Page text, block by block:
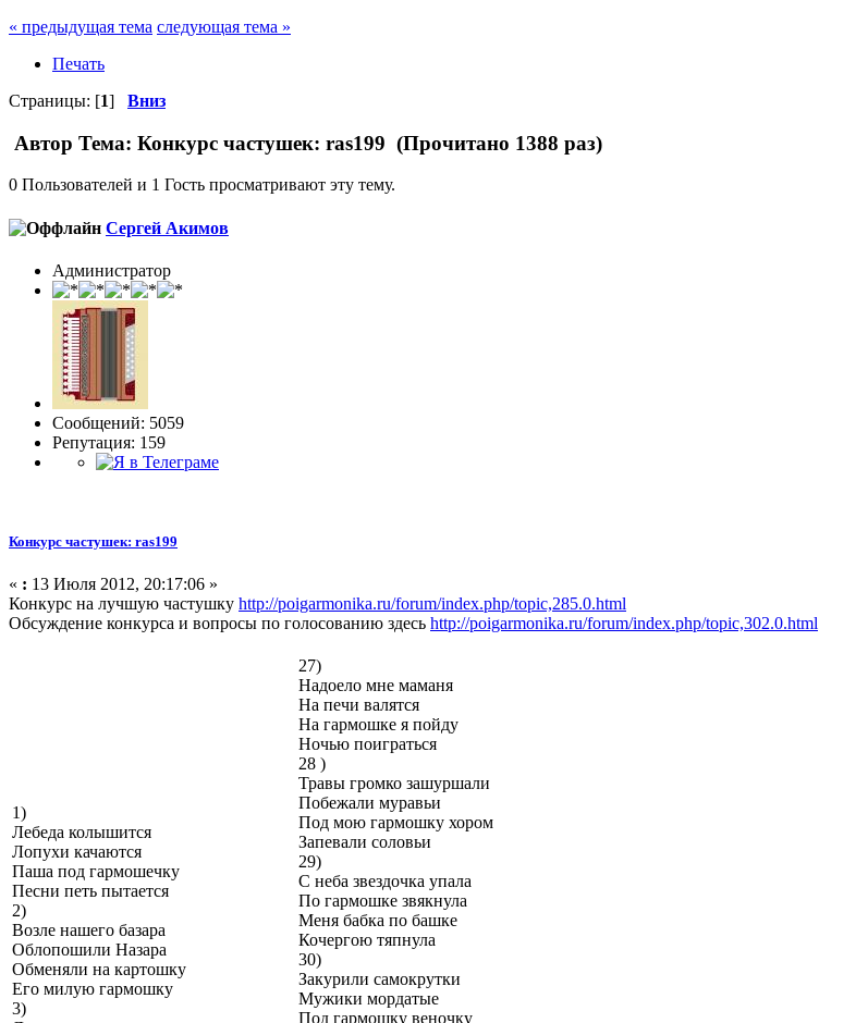
« предыдущая тема следующая тема »
Печать
Страницы: [1] Вниз
Автор Тема: Конкурс частушек: ras199 (Прочитано 1388 раз)
0 Пользователей и 1 Гость просматривают эту тему.
Сергей Акимов
Администратор
Сообщений: 5059
Репутация: 159
Конкурс частушек: ras199
« : 13 Июля 2012, 20:17:06 »
Конкурс на лучшую частушку http://poigarmonika.ru/forum/index.php/topic,285.0.html
Обсуждение конкурса и вопросы по голосованию здесь http://poigarmonika.ru/forum/index.php/topic,302.0.html
1)
Лебеда колышится
Лопухи качаются
Паша под гармошечку
Песни петь пытается
2)
Возле нашего базара
Облопошили Назара
Обменяли на картошку
Его милую гармошку
3)
27)
Надоело мне маманя
На печи валятся
На гармошке я пойду
Ночью поиграться
28 )
Травы громко зашуршали
Побежали муравьи
Под мою гармошку хором
Запевали соловьи
29)
С неба звездочка упала
По гармошке звякнула
Меня бабка по башке
Кочергою тяпнула
30)
Закурили самокрутки
Мужики мордатые
Под гармошку веночку